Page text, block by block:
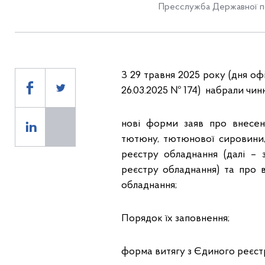
Пресслужба Державної
З 29 травня 2025 року (дня
26.03.2025 № 174) набрали
нові форми заяв про
тютюну, тютюнової
реєстру обладнання (далі
реєстру обладнання) та про
обладнання;
Порядок їх заповнення;
форма витягу з Єдиного